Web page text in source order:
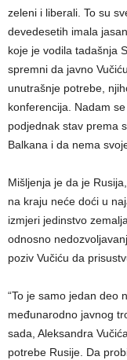
zeleni i liberali. To su
devedesetih imala
koje je vodila tadašnja
spremni da javno
unutrašnje potrebe,
konferencija. Nadam
podjednak stav prema
Balkana i da nema
Mišljenja je da je
na kraju neće doći u
izmjeri jedinstvo
odnosno
poziv Vučiću da
“To je samo jedan deo
međunarodno javnog
sada, Aleksandra
potrebe Rusije. Da